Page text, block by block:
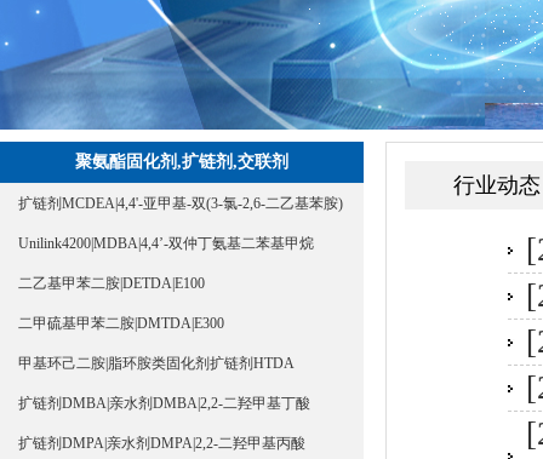
聚氨酯固化剂,扩链剂,交联剂
扩链剂MCDEA|4,4'-亚甲基-双(3-氯-2,6-二乙基苯胺)
Unilink4200|MDBA|4,4’-双仲丁氨基二苯基甲烷
二乙基甲苯二胺|DETDA|E100
二甲硫基甲苯二胺|DMTDA|E300
甲基环己二胺|脂环胺类固化剂扩链剂HTDA
扩链剂DMBA|亲水剂DMBA|2,2-二羟甲基丁酸
扩链剂DMPA|亲水剂DMPA|2,2-二羟甲基丙酸
行业动态